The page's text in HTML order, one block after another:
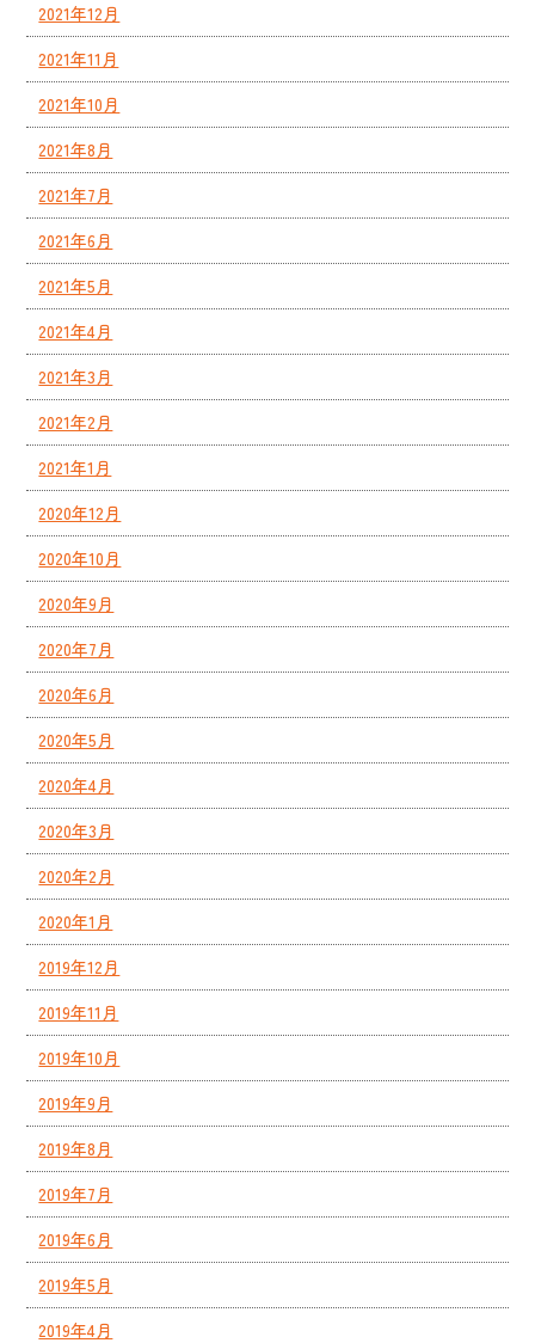
2021年12月
2021年11月
2021年10月
2021年8月
2021年7月
2021年6月
2021年5月
2021年4月
2021年3月
2021年2月
2021年1月
2020年12月
2020年10月
2020年9月
2020年7月
2020年6月
2020年5月
2020年4月
2020年3月
2020年2月
2020年1月
2019年12月
2019年11月
2019年10月
2019年9月
2019年8月
2019年7月
2019年6月
2019年5月
2019年4月